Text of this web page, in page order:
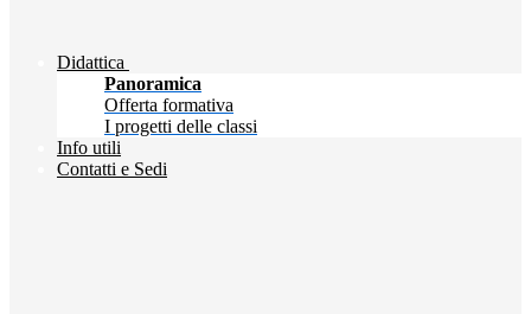
Didattica
Panoramica
Offerta formativa
I progetti delle classi
Info utili
Contatti e Sedi